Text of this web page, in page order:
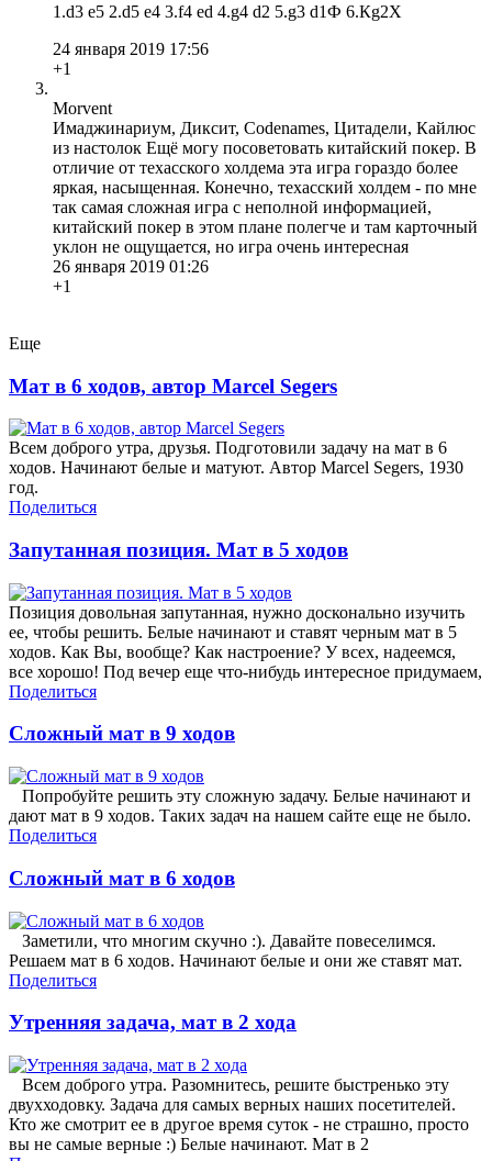
1.d3 e5 2.d5 e4 3.f4 ed 4.g4 d2 5.g3 d1Ф 6.Кg2X
24 января 2019 17:56
+1
Morvent
Имаджинариум, Диксит, Codenames, Цитадели, Кайлюс
из настолок Ещё могу посоветовать китайский покер. В
отличие от техасского холдема эта игра гораздо более
яркая, насыщенная. Конечно, техасский холдем - по мне
так самая сложная игра с неполной информацией,
китайский покер в этом плане полегче и там карточный
уклон не ощущается, но игра очень интересная
26 января 2019 01:26
+1
Еще
Мат в 6 ходов, автор Marcel Segers
Всем доброго утра, друзья. Подготовили задачу на мат в 6
ходов. Начинают белые и матуют. Автор Marcel Segers, 1930
год.
Поделиться
Запутанная позиция. Мат в 5 ходов
Позиция довольная запутанная, нужно досконально изучить
ее, чтобы решить. Белые начинают и ставят черным мат в 5
ходов. Как Вы, вообще? Как настроение? У всех, надеемся,
все хорошо! Под вечер еще что-нибудь интересное придумаем,
Поделиться
Сложный мат в 9 ходов
Попробуйте решить эту сложную задачу. Белые начинают и
дают мат в 9 ходов. Таких задач на нашем сайте еще не было.
Поделиться
Сложный мат в 6 ходов
Заметили, что многим скучно :). Давайте повеселимся.
Решаем мат в 6 ходов. Начинают белые и они же ставят мат.
Поделиться
Утренняя задача, мат в 2 хода
Всем доброго утра. Разомнитесь, решите быстренько эту
двухходовку. Задача для самых верных наших посетителей.
Кто же смотрит ее в другое время суток - не страшно, просто
вы не самые верные :) Белые начинают. Мат в 2